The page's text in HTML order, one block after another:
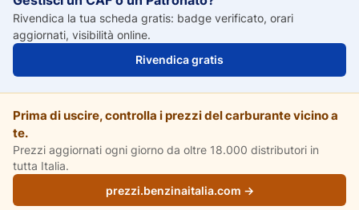
Rivendica la tua scheda gratis: badge verificato, orari
aggiornati, visibilità online.
Rivendica gratis
Prima di uscire, controlla i prezzi del carburante vicino a
te.
Prezzi aggiornati ogni giorno da oltre 18.000 distributori in
tutta Italia.
prezzi.benzinaitalia.com →